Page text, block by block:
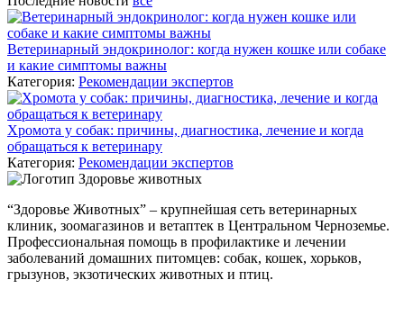
Ветеринарный эндокринолог: когда нужен кошке или собаке
и какие симптомы важны
Категория: Рекомендации экспертов
Хромота у собак: причины, диагностика, лечение и когда
обращаться к ветеринару
Категория: Рекомендации экспертов
“Здоровье Животных” – крупнейшая сеть ветеринарных
клиник, зоомагазинов и ветаптек в Центральном Черноземье.
Профессиональная помощь в профилактике и лечении
заболеваний домашних питомцев: собак, кошек, хорьков,
грызунов, экзотических животных и птиц.